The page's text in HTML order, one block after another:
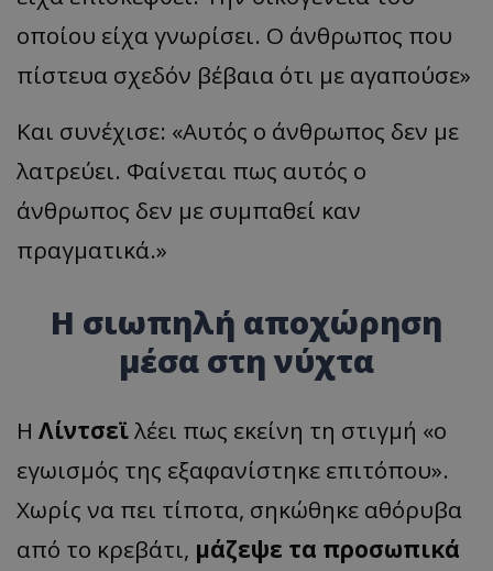
οποίου είχα γνωρίσει. Ο άνθρωπος που
πίστευα σχεδόν βέβαια ότι με αγαπούσε»
Και συνέχισε: «Αυτός ο άνθρωπος δεν με
λατρεύει. Φαίνεται πως αυτός ο
άνθρωπος δεν με συμπαθεί καν
πραγματικά.»
Η σιωπηλή αποχώρηση
μέσα στη νύχτα
Η Λίντσεϊλέει πως εκείνη τη στιγμή «ο
εγωισμός της εξαφανίστηκε επιτόπου».
Χωρίς να πει τίποτα, σηκώθηκε αθόρυβα
από το κρεβάτι, μάζεψε τα προσωπικά